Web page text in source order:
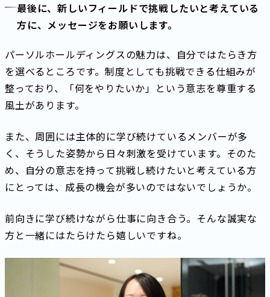
最後に、新しいフィールドで挑戦したいと考えている
方に、メッセージをお願いします。
パーソルホールディングスの魅力は、自分ではたらき方
を選べるところです。制度としても挑戦できる仕組みが
整っており、「何をやりたいか」という意志を尊重する
風土があります。
また、周囲には主体的に学び続けているメンバーが多
く、そうした姿勢から日々刺激を受けています。そのた
め、自分の意志を持って挑戦し続けたいと考えている方
にとっては、成長の機会が多いのではないでしょうか。
前向きに学び続けながら仕事に向き合う。そんな誠実な
方と一緒にはたらけたら嬉しいですね。